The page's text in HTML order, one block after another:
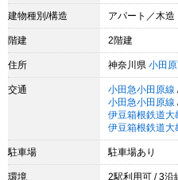
建物種別/構造 アパート／木造
階建 2階建
住所 神奈川県 小田
交通 小田急小田原線
小田急小田原線
伊豆箱根鉄道大
伊豆箱根鉄道大
駐車場 駐車場あり
環境
2駅利用可 / 3沿